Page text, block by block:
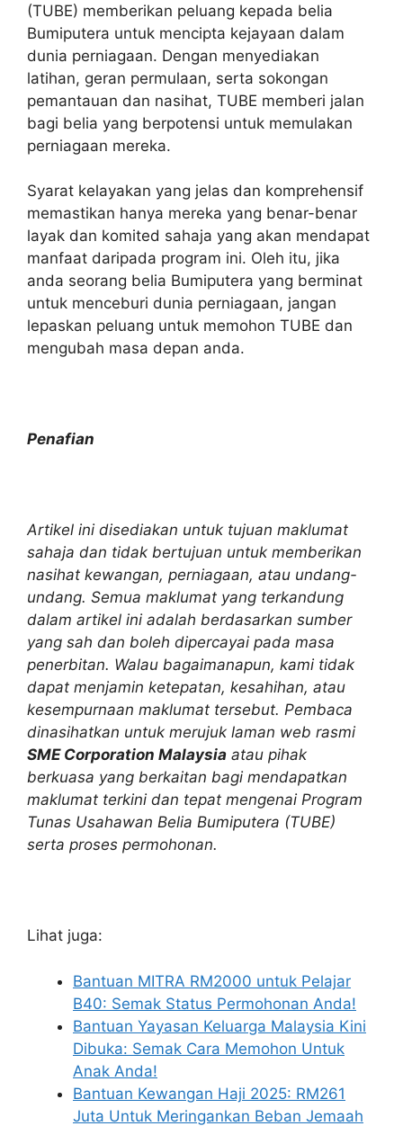
(TUBE) memberikan peluang kepada belia
Bumiputera untuk mencipta kejayaan dalam
dunia perniagaan. Dengan menyediakan
latihan, geran permulaan, serta sokongan
pemantauan dan nasihat, TUBE memberi jalan
bagi belia yang berpotensi untuk memulakan
perniagaan mereka.
Syarat kelayakan yang jelas dan komprehensif
memastikan hanya mereka yang benar-benar
layak dan komited sahaja yang akan mendapat
manfaat daripada program ini. Oleh itu, jika
anda seorang belia Bumiputera yang berminat
untuk menceburi dunia perniagaan, jangan
lepaskan peluang untuk memohon TUBE dan
mengubah masa depan anda.
Penafian
Artikel ini disediakan untuk tujuan maklumat
sahaja dan tidak bertujuan untuk memberikan
nasihat kewangan, perniagaan, atau undang-
undang. Semua maklumat yang terkandung
dalam artikel ini adalah berdasarkan sumber
yang sah dan boleh dipercayai pada masa
penerbitan. Walau bagaimanapun, kami tidak
dapat menjamin ketepatan, kesahihan, atau
kesempurnaan maklumat tersebut. Pembaca
dinasihatkan untuk merujuk laman web rasmi
SME Corporation Malaysia atau pihak
berkuasa yang berkaitan bagi mendapatkan
maklumat terkini dan tepat mengenai Program
Tunas Usahawan Belia Bumiputera (TUBE)
serta proses permohonan.
Lihat juga:
Bantuan MITRA RM2000 untuk Pelajar
B40: Semak Status Permohonan Anda!
Bantuan Yayasan Keluarga Malaysia Kini
Dibuka: Semak Cara Memohon Untuk
Anak Anda!
Bantuan Kewangan Haji 2025: RM261
Juta Untuk Meringankan Beban Jemaah